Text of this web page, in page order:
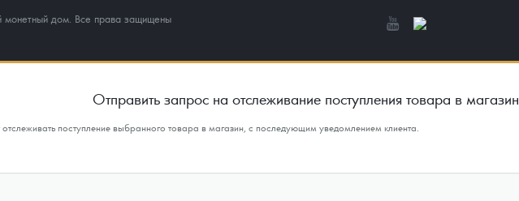
дом. Все права защищены
Отправить запрос на отслеживание поступления товара в магазин
поступление выбранного товара в магазин, с последующим уведомлением клиента.